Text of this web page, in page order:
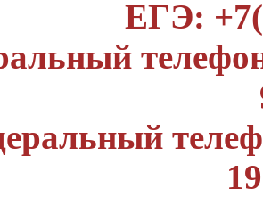
ЕГЭ: